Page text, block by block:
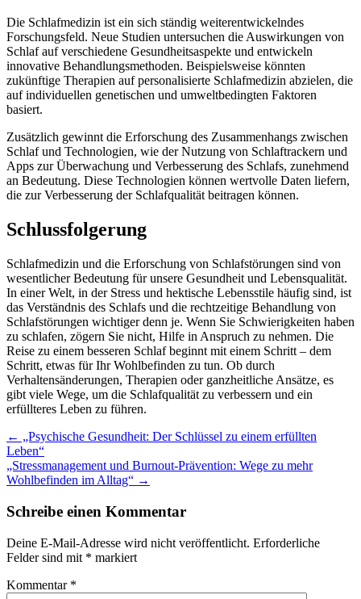
Die Schlafmedizin ist ein sich ständig weiterentwickelndes
Forschungsfeld. Neue Studien untersuchen die Auswirkungen von
Schlaf auf verschiedene Gesundheitsaspekte und entwickeln
innovative Behandlungsmethoden. Beispielsweise könnten
zukünftige Therapien auf personalisierte Schlafmedizin abzielen, die
auf individuellen genetischen und umweltbedingten Faktoren
basiert.
Zusätzlich gewinnt die Erforschung des Zusammenhangs zwischen
Schlaf und Technologien, wie der Nutzung von Schlaftrackern und
Apps zur Überwachung und Verbesserung des Schlafs, zunehmend
an Bedeutung. Diese Technologien können wertvolle Daten liefern,
die zur Verbesserung der Schlafqualität beitragen können.
Schlussfolgerung
Schlafmedizin und die Erforschung von Schlafstörungen sind von
wesentlicher Bedeutung für unsere Gesundheit und Lebensqualität.
In einer Welt, in der Stress und hektische Lebensstile häufig sind, ist
das Verständnis des Schlafs und die rechtzeitige Behandlung von
Schlafstörungen wichtiger denn je. Wenn Sie Schwierigkeiten haben
zu schlafen, zögern Sie nicht, Hilfe in Anspruch zu nehmen. Die
Reise zu einem besseren Schlaf beginnt mit einem Schritt – dem
Schritt, etwas für Ihr Wohlbefinden zu tun. Ob durch
Verhaltensänderungen, Therapien oder ganzheitliche Ansätze, es
gibt viele Wege, um die Schlafqualität zu verbessern und ein
erfüllteres Leben zu führen.
Post
navigation
← „Psychische Gesundheit: Der Schlüssel zu einem erfüllten
Leben“
„Stressmanagement und Burnout-Prävention: Wege zu mehr
Wohlbefinden im Alltag“ →
Schreibe einen Kommentar
Deine E-Mail-Adresse wird nicht veröffentlicht. Erforderliche
Felder sind mit * markiert
Kommentar *